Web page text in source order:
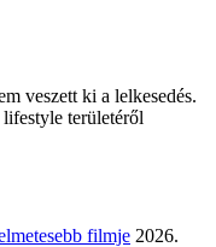
veszett ki a lelkesedés.
területéről
filmje 2026.